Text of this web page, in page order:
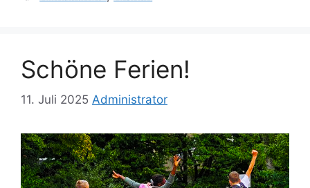
Schöne Ferien!
11. Juli 2025 Administrator